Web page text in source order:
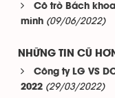
Cô trò Bách
minh (09/06/2022)
NHỮNG TIN CŨ
Công ty LG VS
2022 (29/03/2022)